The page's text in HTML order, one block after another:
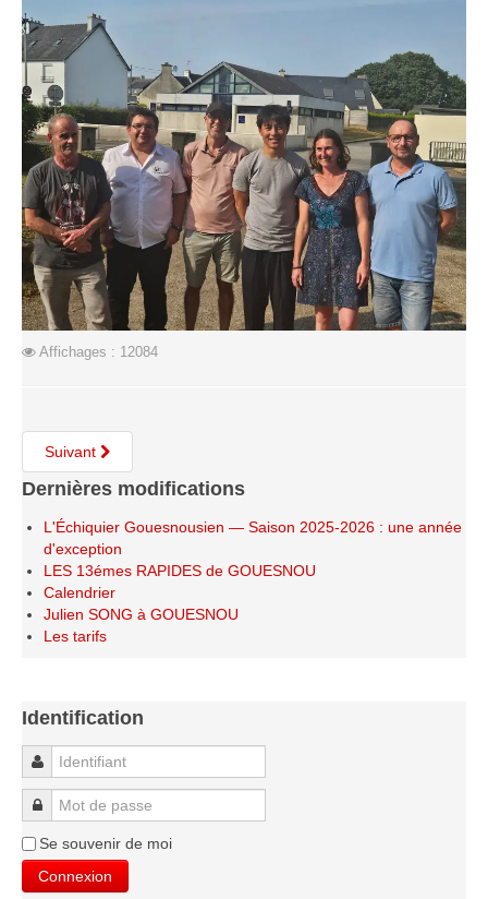
Saison 2012-2013
Saison 2011-2012
Saison 2010-2011
Saison 2009-2010
Saison 2008-2009
Les organisations
Les palmarès
L'Open de Noël
Les Rapides
Les tournois de saison
Le Challenge Blitz
Le Challenge 2012-2013
Le Challenge 2011-2012
Les tournois internes
Bretagne Jeunes 2012
Les compétitions
Les équipes Adultes
Les scolaires
Les stages
Les galeries
Les infos
Affichages : 12084
Suivant
Dernières modifications
L'Échiquier Gouesnousien — Saison 2025-2026 : une année
d'exception
LES 13émes RAPIDES de GOUESNOU
Calendrier
Julien SONG à GOUESNOU
Les tarifs
Identification
Identifiant
Mot de passe
Se souvenir de moi
Connexion